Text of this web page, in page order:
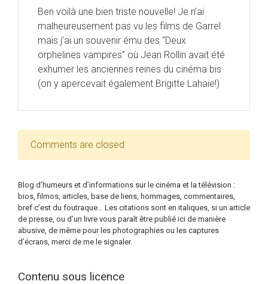
Ben voilà une bien triste nouvelle! Je n’ai
malheureusement pas vu les films de Garrel
mais j’ai un souvenir ému des “Deux
orphelines vampires” où Jean Rollin avait été
exhumer les anciennes reines du cinéma bis
(on y apercevait également Brigitte Lahaie!)
Comments are closed
Blog d’humeurs et d’informations sur le cinéma et la télévision :
bios, filmos, articles, base de liens, hommages, commentaires,
bref c’est du foutraque… Les citations sont en italiques, si un article
de presse, ou d’un livre vous paraît être publié ici de manière
abusive, de même pour les photographies ou les captures
d’écrans, merci de me le signaler.
Contenu sous licence